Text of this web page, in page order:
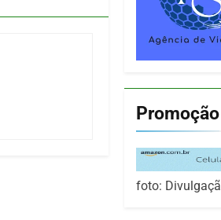
Promoção
foto: